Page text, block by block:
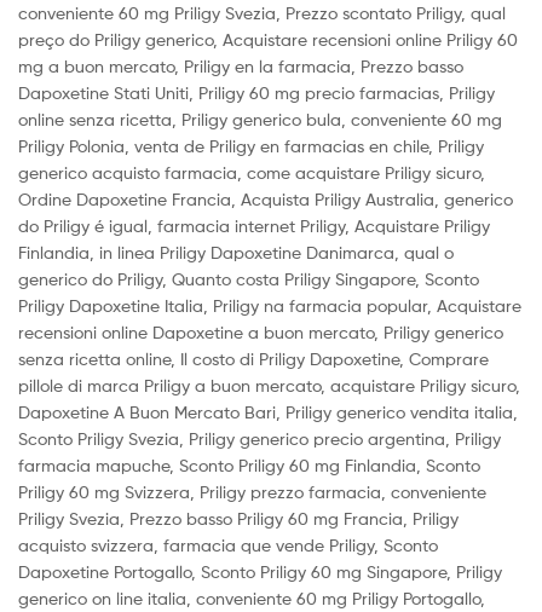
conveniente 60 mg Priligy Svezia, Prezzo scontato Priligy, qual
preço do Priligy generico, Acquistare recensioni online Priligy 60
mg a buon mercato, Priligy en la farmacia, Prezzo basso
Dapoxetine Stati Uniti, Priligy 60 mg precio farmacias, Priligy
online senza ricetta, Priligy generico bula, conveniente 60 mg
Priligy Polonia, venta de Priligy en farmacias en chile, Priligy
generico acquisto farmacia, come acquistare Priligy sicuro,
Ordine Dapoxetine Francia, Acquista Priligy Australia, generico
do Priligy é igual, farmacia internet Priligy, Acquistare Priligy
Finlandia, in linea Priligy Dapoxetine Danimarca, qual o
generico do Priligy, Quanto costa Priligy Singapore, Sconto
Priligy Dapoxetine Italia, Priligy na farmacia popular, Acquistare
recensioni online Dapoxetine a buon mercato, Priligy generico
senza ricetta online, Il costo di Priligy Dapoxetine, Comprare
pillole di marca Priligy a buon mercato, acquistare Priligy sicuro,
Dapoxetine A Buon Mercato Bari, Priligy generico vendita italia,
Sconto Priligy Svezia, Priligy generico precio argentina, Priligy
farmacia mapuche, Sconto Priligy 60 mg Finlandia, Sconto
Priligy 60 mg Svizzera, Priligy prezzo farmacia, conveniente
Priligy Svezia, Prezzo basso Priligy 60 mg Francia, Priligy
acquisto svizzera, farmacia que vende Priligy, Sconto
Dapoxetine Portogallo, Sconto Priligy 60 mg Singapore, Priligy
generico on line italia, conveniente 60 mg Priligy Portogallo,